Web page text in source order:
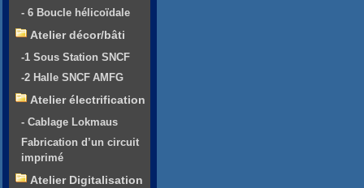
- 6 Boucle hélicoïdale
Atelier décor/bâti
-1 Sous Station SNCF
-2 Halle SNCF AMFG
Atelier électrification
- Cablage Lokmaus
Fabrication d’un circuit
imprimé
Atelier Digitalisation